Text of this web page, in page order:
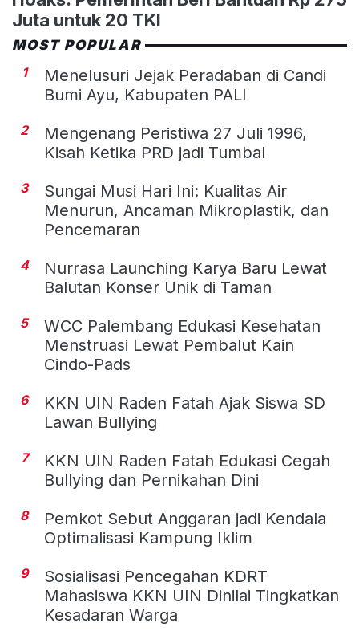
Juta untuk 20 TKI
MOST POPULAR
1
Menelusuri Jejak Peradaban di Candi
Bumi Ayu, Kabupaten PALI
2
Mengenang Peristiwa 27 Juli 1996,
Kisah Ketika PRD jadi Tumbal
3
Sungai Musi Hari Ini: Kualitas Air
Menurun, Ancaman Mikroplastik, dan
Pencemaran
4
Nurrasa Launching Karya Baru Lewat
Balutan Konser Unik di Taman
5
WCC Palembang Edukasi Kesehatan
Menstruasi Lewat Pembalut Kain
Cindo-Pads
6
KKN UIN Raden Fatah Ajak Siswa SD
Lawan Bullying
7
KKN UIN Raden Fatah Edukasi Cegah
Bullying dan Pernikahan Dini
8
Pemkot Sebut Anggaran jadi Kendala
Optimalisasi Kampung Iklim
9
Sosialisasi Pencegahan KDRT
Mahasiswa KKN UIN Dinilai Tingkatkan
Kesadaran Warga